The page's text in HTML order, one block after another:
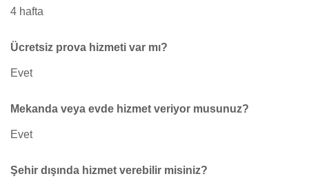
4 hafta
Ücretsiz prova hizmeti var mı?
Evet
Mekanda veya evde hizmet veriyor musunuz?
Evet
Şehir dışında hizmet verebilir misiniz?